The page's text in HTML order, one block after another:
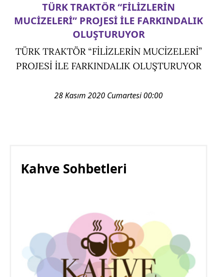
TÜRK TRAKTÖR “FİLİZLERİN
MUCİZELERİ” PROJESİ İLE FARKINDALIK
OLUŞTURUYOR
TÜRK TRAKTÖR “FİLİZLERİN MUCİZELERİ”
PROJESİ İLE FARKINDALIK OLUŞTURUYOR
28 Kasım 2020 Cumartesi 00:00
Kahve Sohbetleri